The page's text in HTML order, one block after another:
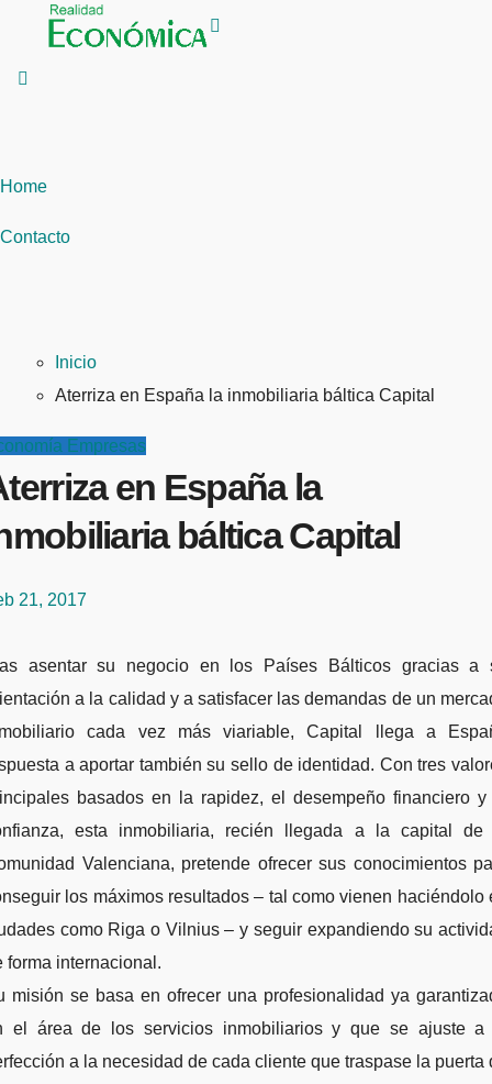
contenido
Home
Contacto
Inicio
Aterriza en España la inmobiliaria báltica Capital
Empresas
en España la
báltica Capital
21, 2017
asentar su negocio en los Países Bálticos gracias a
a la calidad y a satisfacer las demandas de un
cada vez más viariable, Capital llega a
a aportar también su sello de identidad. Con tres
basados en la rapidez, el desempeño financiero y
esta inmobiliaria, recién llegada a la capital de
Valenciana, pretende ofrecer sus conocimientos
los máximos resultados – tal como vienen haciéndolo
como Riga o Vilnius – y seguir expandiendo su
forma internacional.
misión se basa en ofrecer una profesionalidad ya
el área de los servicios inmobiliarios y que se ajuste a
a la necesidad de cada cliente que traspase la puerta